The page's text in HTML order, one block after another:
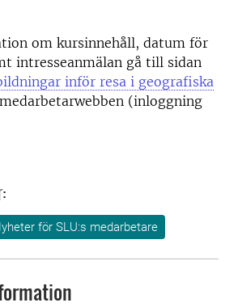
om kursinnehåll, datum för
intresseanmälan gå till sidan
inför resa i geografiska
(inloggning
för SLU:s medarbetare